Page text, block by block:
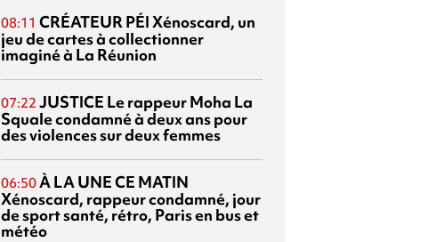
08:11 CRÉATEUR PÉIXénoscard, un
jeu de cartes à collectionner
imaginé à La Réunion
07:22 JUSTICE Le rappeur Moha La
Squale condamné à deux ans pour
des violences sur deux femmes
06:50À LA UNE CE MATIN
Xénoscard, rappeur condamné, jour
de sport santé, rétro, Paris en bus et
météo